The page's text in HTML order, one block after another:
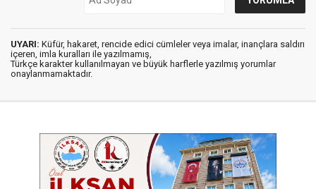
UYARI: Küfür, hakaret, rencide edici cümleler veya imalar, inançlara saldırı
içeren, imla kuralları ile yazılmamış,
Türkçe karakter kullanılmayan ve büyük harflerle yazılmış yorumlar
onaylanmamaktadır.